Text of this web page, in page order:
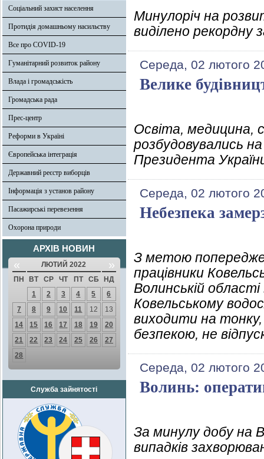
Соціальний захист населення
Протидія домашньому насильству
Все про COVID-19
Гуманітарний розвиток району
Влада і громадськість
Громадська рада
Прес-центр
Реформи в Україні
Європейська інтеграція
Державний реєстр виборців
Інформація з установ району
Пасажирські перевезення
Охорона природи
АРХІВ НОВИН
« ЛЮТИЙ 2022 »
ПН ВТ СР ЧТ ПТ СБ
НД
1
2 3 4 5
6
7
8 9 10 11 12
13
14
15 16 17 18 19
20
21
22 23 24 25 26
27
28
Служба зайнятості
Минулоріч на
виділено рекордну
Середа, 02 лютого
Велике
Освіта, медицина,
розбудовувались
Президента
Середа, 02 лютого
Небезпека
З метою
працівники
Волинській
Ковельському
виходити на тонку,
безпекою, не
Середа, 02 лютого
Волинь:
За минулу добу на
випадків